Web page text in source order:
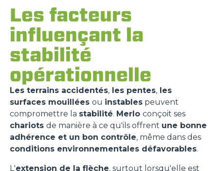
Les facteurs
influençant la
stabilité
opérationnelle
Les terrains accidentés, les pentes, les
surfaces mouillées ou instables peuvent
compromettre la stabilité. Merlo conçoit ses
chariots de manière à ce qu'ils offrent une bonne
adhérence et un bon contrôle, même dans des
conditions environnementales défavorables.
L'extension de la flèche, surtout lorsqu'elle est